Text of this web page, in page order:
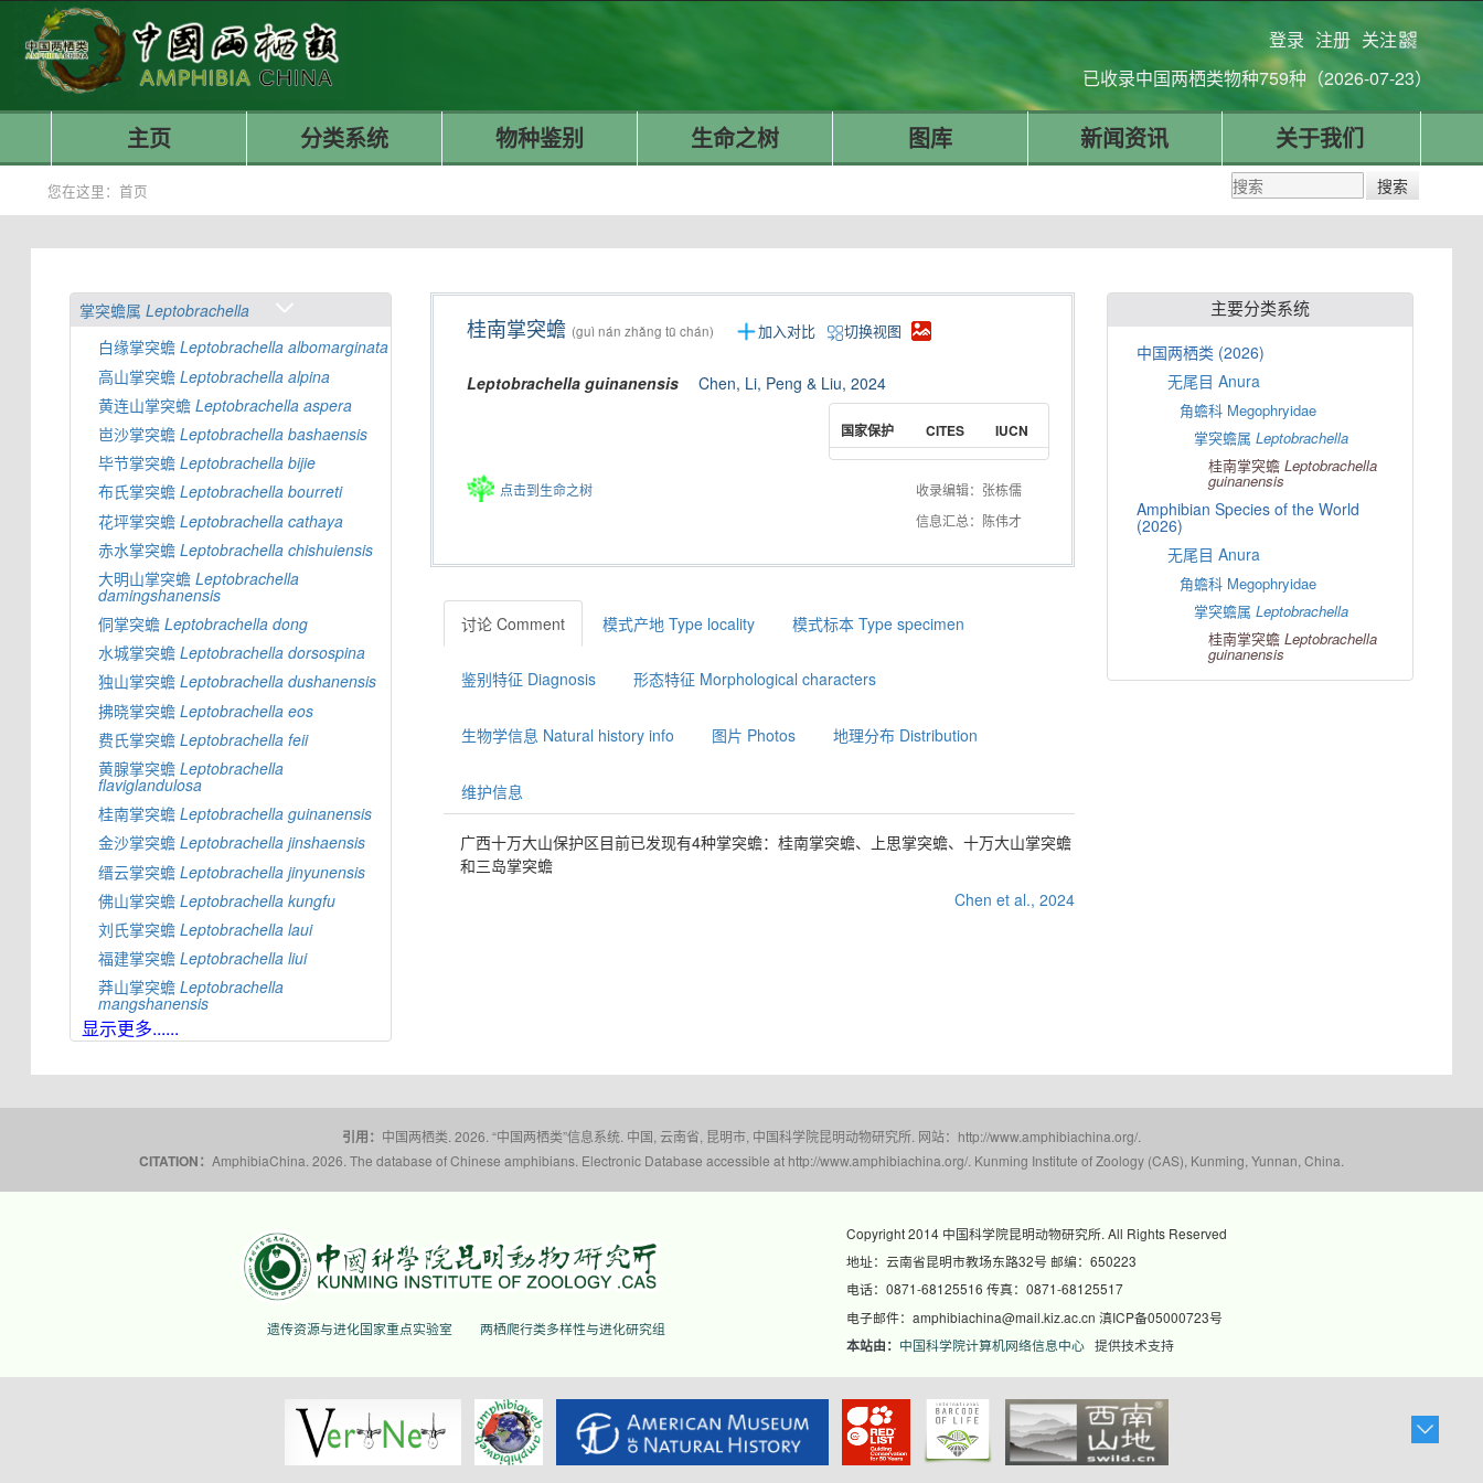
登录 注册 关注
已收录中国两栖类物种759种（2026-07-23）
主页 分类系统 物种鉴别 生命之树 图库 新闻资讯 关于我们
您在这里：首页
掌突蟾属Leptobrachella
白缘掌突蟾Leptobrachella albomarginata
高山掌突蟾Leptobrachella alpina
黄连山掌突蟾Leptobrachella aspera
岜沙掌突蟾Leptobrachella bashaensis
毕节掌突蟾Leptobrachella bijie
布氏掌突蟾Leptobrachella bourreti
花坪掌突蟾Leptobrachella cathaya
赤水掌突蟾Leptobrachella chishuiensis
大明山掌突蟾Leptobrachella
damingshanensis
侗掌突蟾Leptobrachella dong
水城掌突蟾Leptobrachella dorsospina
独山掌突蟾Leptobrachella dushanensis
拂晓掌突蟾Leptobrachella eos
费氏掌突蟾Leptobrachella feii
黄腺掌突蟾Leptobrachella
flaviglandulosa
桂南掌突蟾Leptobrachella guinanensis
金沙掌突蟾Leptobrachella jinshaensis
缙云掌突蟾Leptobrachella jinyunensis
佛山掌突蟾Leptobrachella kungfu
刘氏掌突蟾Leptobrachella laui
福建掌突蟾Leptobrachella liui
莽山掌突蟾Leptobrachella
mangshanensis
猫儿山掌突蟾
maoershanensis
雪山掌突蟾Leptobrachella niveimontis
oshanensis
蟼掌突蟾Leptobrachella pelodytoides
屏边掌突蟾Leptobrachella pingbianensis
Leptobrachella purpurus
Leptobrachella shangsiensis
Leptobrachella
绥阳掌突蟾Leptobrachella suiyangensis
sungi
显示更多......
桂南掌突蟾 (guì nán zhǎng tū chán) 加入对比 切换视图
Leptobrachella guinanensis Chen, Li, Peng & Liu, 2024
国家保护 CITES IUCN
点击到生命之树
收录编辑：张栋儒
信息汇总：陈伟才
讨论 Comment 模式产地 Type locality 模式标本 Type specimen
鉴别特征 Diagnosis 形态特征 Morphological characters
生物学信息 Natural history info 图片 Photos 地理分布 Distribution
维护信息
广西十万大山保护区目前已发现有4种掌突蟾：桂南掌突蟾、上思掌突蟾、十万大山掌突蟾
和三岛掌突蟾
Chen et al., 2024
主要分类系统
中国两栖类 (2026)
无尾目 Anura
角蟾科 Megophryidae
掌突蟾属Leptobrachella
桂南掌突蟾Leptobrachella
guinanensis
Amphibian Species of the World
(2026)
无尾目 Anura
角蟾科 Megophryidae
掌突蟾属Leptobrachella
桂南掌突蟾Leptobrachella
guinanensis
引用： 中国两栖类. 2026. “中国两栖类”信息系统. 中国, 云南省, 昆明市, 中国科学院昆明动物研究所. 网站：http://www.amphibiachina.org/.
CITATION： AmphibiaChina. 2026. The database of Chinese amphibians. Electronic Database accessible at http://www.amphibiachina.org/. Kunming Institute of Zoology (CAS), Kunming, Yunnan, China.
遗传资源与进化国家重点实验室 两栖爬行类多样性与进化研究组
Copyright 2014 中国科学院昆明动物研究所. All Rights Reserved
地址：云南省昆明市教场东路32号 邮编：650223
电话：0871-68125516 传真：0871-68125517
电子邮件：amphibiachina@mail.kiz.ac.cn 滇ICP备05000723号
本站由： 中国科学院计算机网络信息中心提供技术支持